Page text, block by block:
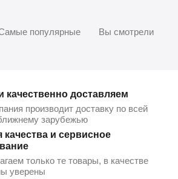
популярные Вы смотрели
качественно доставляем
производит доставку по всей
зарубежью
качества и сервисное
только те товары, в качестве
уверены